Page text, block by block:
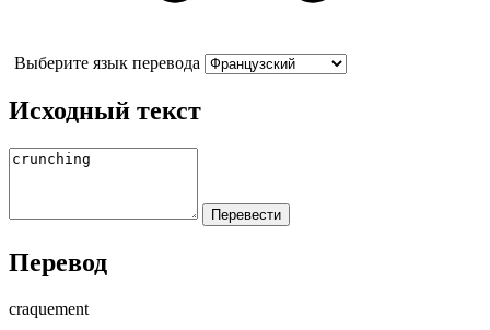
Выберите язык перевода
Исходный текст
Перевод
craquement